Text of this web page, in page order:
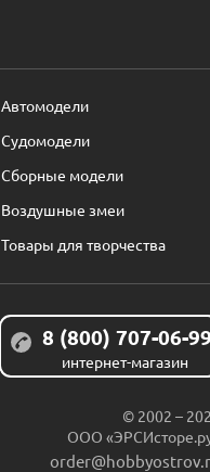
Автомодели
Судомодели
Сборные модели
Воздушные змеи
Товары для творчества
8 (800) 707-06-
интернет-магазин
© 2002 –
ООО